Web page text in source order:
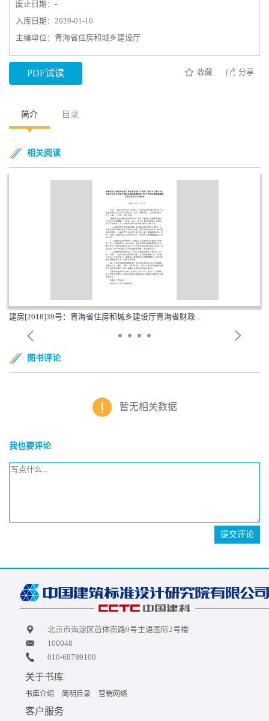
废止日期：-
入库日期：2020-01-10
主编单位：青海省住房和城乡建设厅
PDF试读 收藏 分享
简介 目录
相关阅读
建房[2018]39号：青海省住房和城乡建设厅青海省财政...
图书评论
暂无相关数据
我也要评论
提交评论
北京市海淀区首体南路9号主语国际2号楼
100048
010-68799100
关于书库
书库介绍 简明目录 营销网络
客户服务